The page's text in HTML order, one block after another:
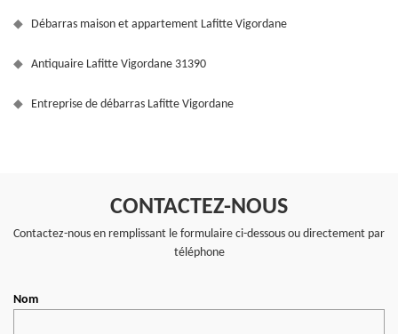
Débarras maison et appartement Lafitte Vigordane
Antiquaire Lafitte Vigordane 31390
Entreprise de débarras Lafitte Vigordane
CONTACTEZ-NOUS
Contactez-nous en remplissant le formulaire ci-dessous ou directement par
téléphone
Nom